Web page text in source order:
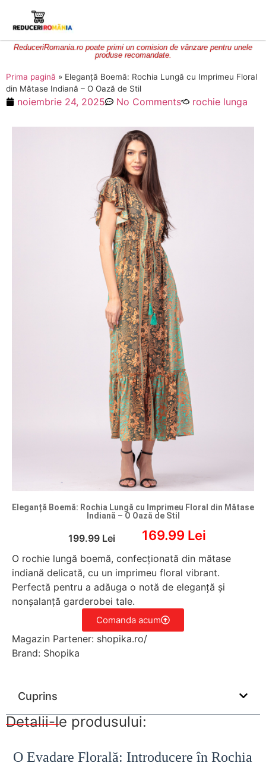
ReduceriRomania.ro poate primi un comision de vânzare pentru unele
produse recomandate.
Prima pagină » Eleganță Boemă: Rochia Lungă cu Imprimeu Floral
din Mătase Indiană – O Oază de Stil
noiembrie 24, 2025 No Comments rochie lunga
Eleganță Boemă: Rochia Lungă cu Imprimeu Floral din Mătase
Indiană – O Oază de Stil
199.99 Lei 169.99 Lei
O rochie lungă boemă, confecționată din mătase
indiană delicată, cu un imprimeu floral vibrant.
Perfectă pentru a adăuga o notă de eleganță și
nonșalanță garderobei tale.
Comanda acum
Magazin Partener: shopika.ro/
Brand: Shopika
Cuprins
Detalii-le produsului:
O Evadare Florală: Introducere în Rochia